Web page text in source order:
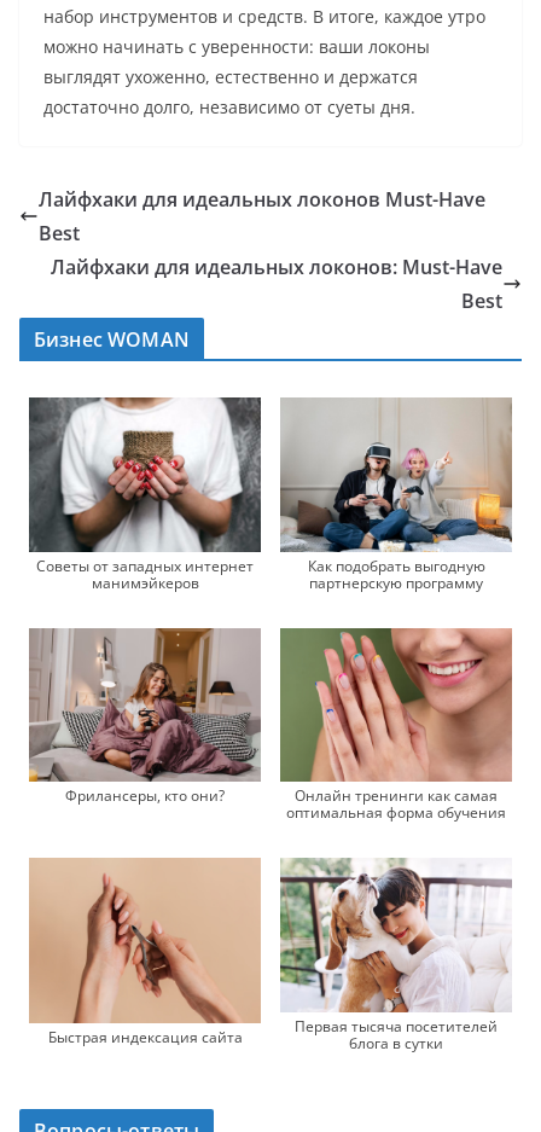
набор инструментов и средств. В итоге, каждое утро
можно начинать с уверенности: ваши локоны
выглядят ухоженно, естественно и держатся
достаточно долго, независимо от суеты дня.
Лайфхаки для идеальных локонов Must-Have
Best
Лайфхаки для идеальных локонов: Must-Have
Best
Бизнес WOMAN
Советы от западных интернет
манимэйкеров
Как подобрать выгодную
партнерскую программу
Фрилансеры, кто они?
Онлайн тренинги как самая
оптимальная форма обучения
Быстрая индексация сайта
Первая тысяча посетителей
блога в сутки